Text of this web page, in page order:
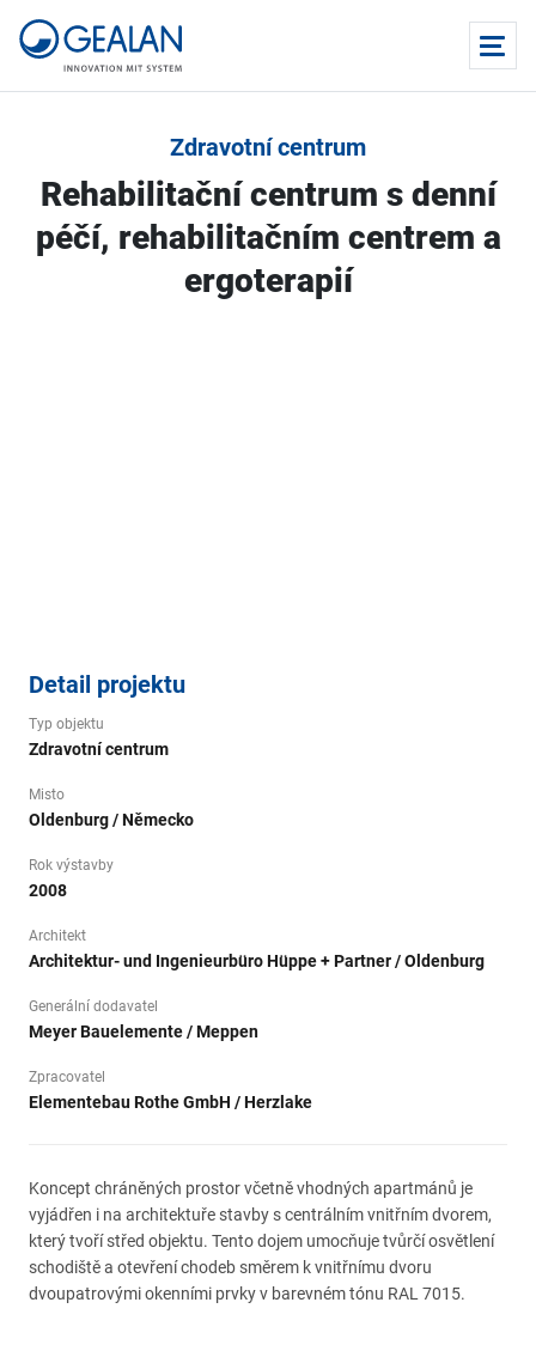
Zdravotní centrum
Rehabilitační centrum s denní
péčí, rehabilitačním centrem a
ergoterapií
Detail projektu
Typ objektu
Zdravotní centrum
Misto
Oldenburg / Německo
Rok výstavby
2008
Architekt
Architektur- und Ingenieurbüro Hüppe + Partner / Oldenburg
Generální dodavatel
Meyer Bauelemente / Meppen
Zpracovatel
Elementebau Rothe GmbH / Herzlake
Koncept chráněných prostor včetně vhodných apartmánů je
vyjádřen i na architektuře stavby s centrálním vnitřním dvorem,
který tvoří střed objektu. Tento dojem umocňuje tvůrčí osvětlení
schodiště a otevření chodeb směrem k vnitřnímu dvoru
dvoupatrovými okenními prvky v barevném tónu RAL 7015.